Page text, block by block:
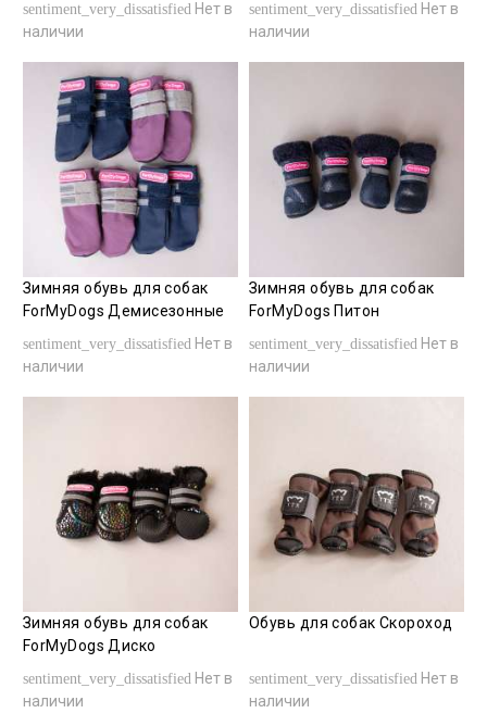
sentiment_very_dissatisfied Нет в
наличии
sentiment_very_dissatisfied Нет в
наличии
Зимняя обувь для собак
ForMyDogs Демисезонные
sentiment_very_dissatisfied Нет в
наличии
Зимняя обувь для собак
ForMyDogs Питон
sentiment_very_dissatisfied Нет в
наличии
Зимняя обувь для собак
ForMyDogs Диско
sentiment_very_dissatisfied Нет в
наличии
Обувь для собак Скороход
sentiment_very_dissatisfied Нет в
наличии